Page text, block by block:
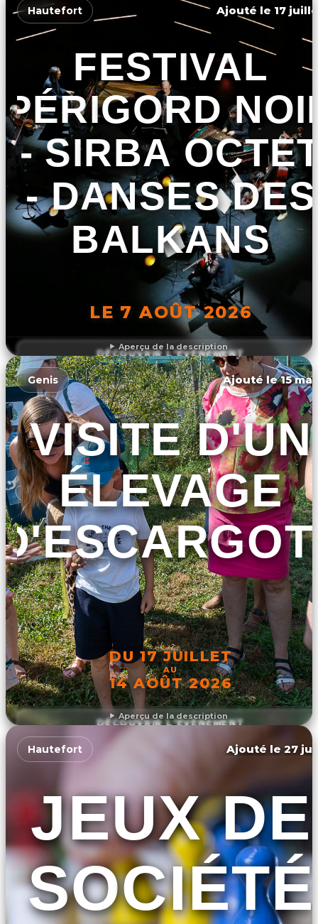
Aperçu de la description
Hautefort Ajouté le 17
FESTIVAL
PÉRIGORD
- SIRBA
- DANSES DES
BALKANS
LE 7 AOÛT 2026
DÉCOUVRIR L'ÉVÉNEMENT
Aperçu de la description
Genis Ajouté le 15
VISITE D'UN
ÉLEVAGE
DU 17 JUILLET
AU
14 AOÛT 2026
DÉCOUVRIR L'ÉVÉNEMENT
Hautefort Ajouté le 27
JEUX DE
SOCIÉTÉ